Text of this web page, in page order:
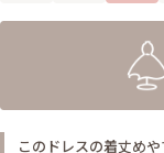
このドレスの着丈めや